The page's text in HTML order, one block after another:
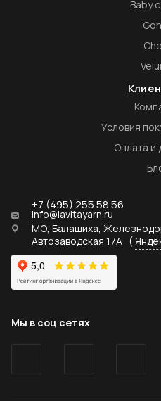
Baby
Условия
Оплата и
+7 (495) 255 58 56
info@lavitayarn.ru
МО, Балашиха,
Автозаводская 17А (
Мы в соц сетях